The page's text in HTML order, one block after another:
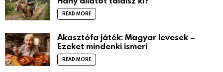
READ MORE
Akasztófa játék: Magyar levesek –
Ezeket mindenki ismeri
READ MORE